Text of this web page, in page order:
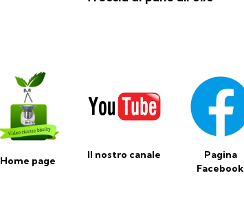
Home page Il nostro canale
Pagina
Facebook